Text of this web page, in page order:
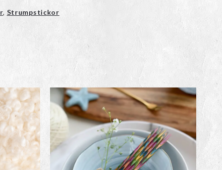
, Strumpstickor
Den
här
produkten
har
flera
varianter.
De
olika